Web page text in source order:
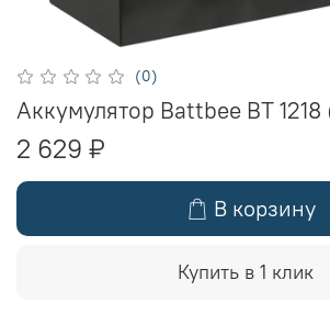
(0)
Аккумулятор Battbee BT 1218
2 629 ₽
В корзину
Купить в 1 клик